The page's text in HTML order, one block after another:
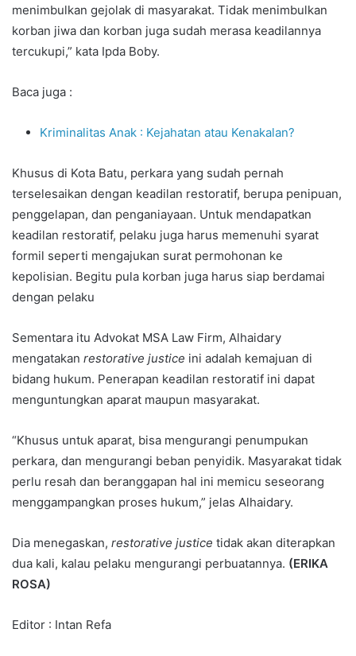
menimbulkan gejolak di masyarakat. Tidak menimbulkan
korban jiwa dan korban juga sudah merasa keadilannya
tercukupi,” kata Ipda Boby.
Baca juga :
Kriminalitas Anak : Kejahatan atau Kenakalan?
Khusus di Kota Batu, perkara yang sudah pernah
terselesaikan dengan keadilan restoratif, berupa penipuan,
penggelapan, dan penganiayaan. Untuk mendapatkan
keadilan restoratif, pelaku juga harus memenuhi syarat
formil seperti mengajukan surat permohonan ke
kepolisian. Begitu pula korban juga harus siap berdamai
dengan pelaku
Sementara itu Advokat MSA Law Firm, Alhaidary
mengatakan restorative justice ini adalah kemajuan di
bidang hukum. Penerapan keadilan restoratif ini dapat
menguntungkan aparat maupun masyarakat.
“Khusus untuk aparat, bisa mengurangi penumpukan
perkara, dan mengurangi beban penyidik. Masyarakat tidak
perlu resah dan beranggapan hal ini memicu seseorang
menggampangkan proses hukum,” jelas Alhaidary.
Dia menegaskan, restorative justice tidak akan diterapkan
dua kali, kalau pelaku mengurangi perbuatannya. (ERIKA
ROSA)
Editor : Intan Refa